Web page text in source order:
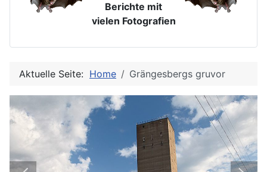
Berichte mit
vielen Fotografien
Aktuelle Seite: Home Grängesbergs gruvor